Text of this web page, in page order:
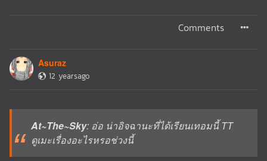
Comments
Asuraz
12 yearsago
At~The~Sky: อ่อ น่าอิจฉานะที่ได้เรียนเทอมนี้ TT
ดูเมะเรื่องอะไรหรอช่วงนี้